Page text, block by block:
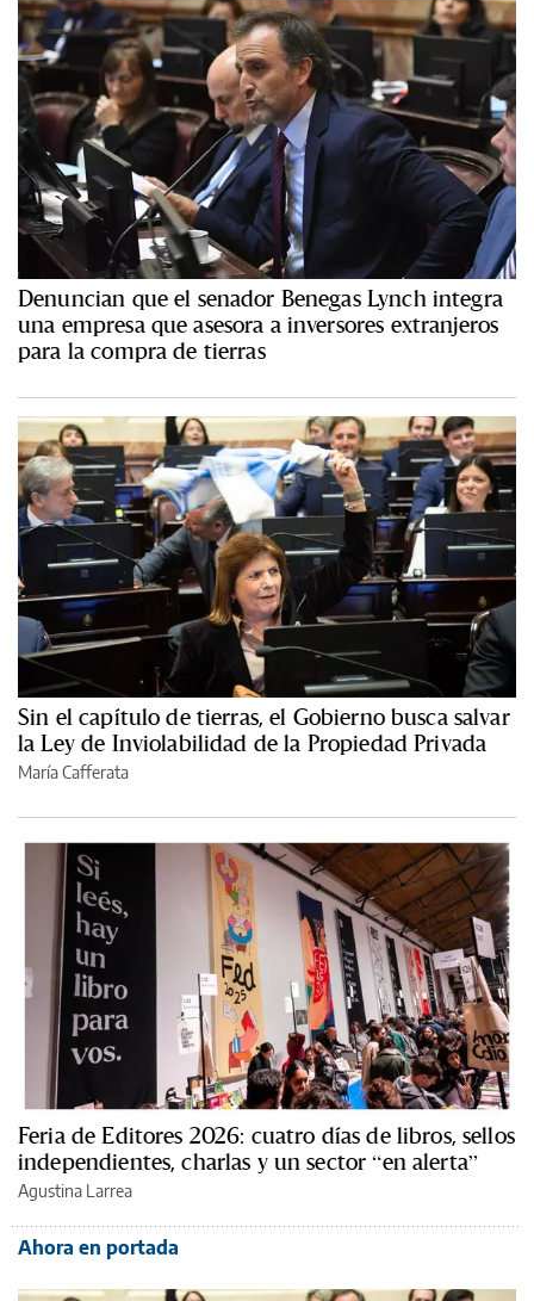
Denuncian que el senador Benegas Lynch integra
una empresa que asesora a inversores extranjeros
para la compra de tierras
Sin el capítulo de tierras, el Gobierno busca salvar
la Ley de Inviolabilidad de la Propiedad Privada
María Cafferata
Feria de Editores 2026: cuatro días de libros, sellos
independientes, charlas y un sector “en alerta”
Agustina Larrea
Ahora en portada